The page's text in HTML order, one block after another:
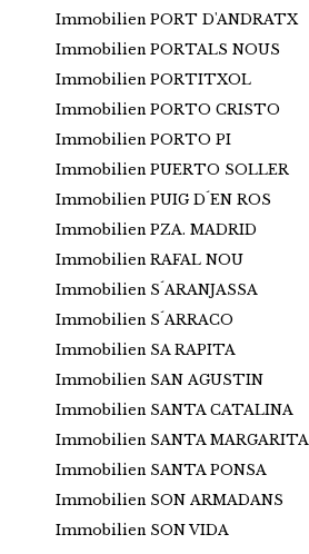
Immobilien PORT D'ANDRATX
Immobilien PORTALS NOUS
Immobilien PORTITXOL
Immobilien PORTO CRISTO
Immobilien PORTO PI
Immobilien PUERTO SOLLER
Immobilien PUIG D´EN ROS
Immobilien PZA. MADRID
Immobilien RAFAL NOU
Immobilien S´ARANJASSA
Immobilien S´ARRACO
Immobilien SA RAPITA
Immobilien SAN AGUSTIN
Immobilien SANTA CATALINA
Immobilien SANTA MARGARITA
Immobilien SANTA PONSA
Immobilien SON ARMADANS
Immobilien SON VIDA